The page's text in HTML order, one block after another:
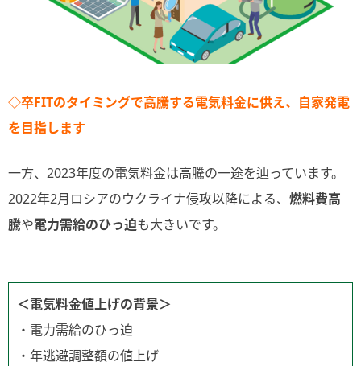
◇卒FITのタイミングで高騰する電気料金に供え、自家発電
を目指します
一方、2023年度の電気料金は高騰の一途を辿っています。
2022年2月ロシアのウクライナ侵攻以降による、 燃料費高
騰や電力需給のひっ迫も大きいです。
＜電気料金値上げの背景＞
・電力需給のひっ迫
・年逃避調整額の値上げ